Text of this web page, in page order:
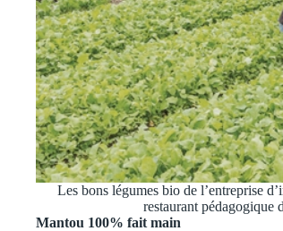
Les bons légumes bio de l’entreprise
restaurant pédagogique
Mantou 100% fait main